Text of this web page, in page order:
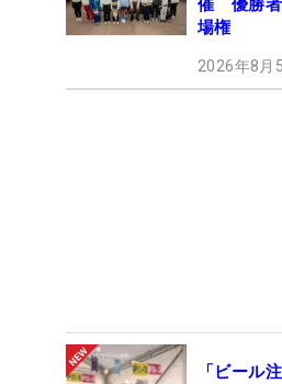
催 優勝者
場権
2026年8月
「ビール